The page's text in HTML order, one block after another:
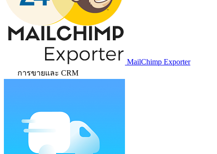
MailChimp Exporter
การขายและ CRM